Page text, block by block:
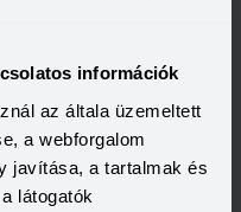
információk
az általa üzemeltett
a webforgalom
javítása, a tartalmak és
látogatók